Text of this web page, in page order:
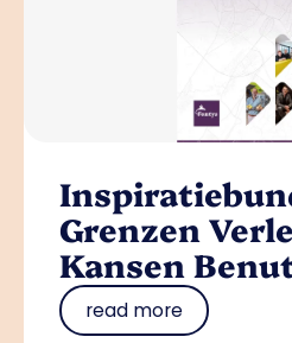
Grenzen
Kansen
read more